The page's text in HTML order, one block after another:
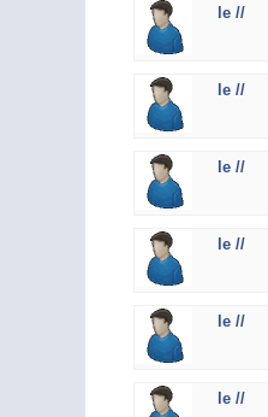
le //
le //
le //
le //
le //
le //